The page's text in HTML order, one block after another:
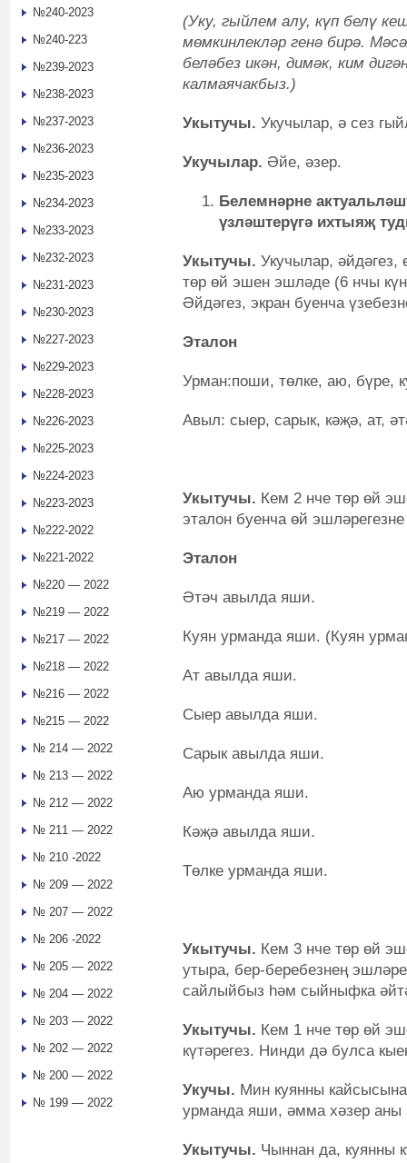
(Уку, гыйлем алу, күп белү
мөмкинлекләр генә бирә.
беләбез икән, димәк, ким
калмаячакбыз.)
Укытучы. Укучылар, ә сез
Укучылар. Әйе, әзер.
Белемнәрне
үзләштерүгә ихтыяҗ
Укытучы. Укучылар,
төр өй эшен эшләде (6 нчы
Әйдәгез, экран буенча
Эталон
Урман:поши, төлке, аю, бүре,
Авыл: сыер, сарык, кәҗә, ат,
Укытучы. Кем 2 нче төр өй
эталон буенча өй
Эталон
Әтәч авылда яши.
Куян урманда яши. (Куян
Ат авылда яши.
Сыер авылда яши.
Сарык авылда яши.
Аю урманда яши.
Кәҗә авылда яши.
Төлке урманда яши.
Укытучы. Кем 3 нче төр өй
утыра, бер-беребезнең
сайлыйбыз һәм сыйныфка
Укытучы. Кем 1 нче төр өй
күтәрегез. Нинди дә булса
Укучы. Мин куянны
урманда яши, әмма хәзер аны
Укытучы. Чыннан да, куянны
№240-2023
№240-223
№239-2023
№238-2023
№237-2023
№236-2023
№235-2023
№234-2023
№233-2023
№232-2023
№231-2023
№230-2023
№227-2023
№229-2023
№228-2023
№226-2023
№225-2023
№224-2023
№223-2023
№222-2022
№221-2022
№220 — 2022
№219 — 2022
№217 — 2022
№218 — 2022
№216 — 2022
№215 — 2022
№ 214 — 2022
№ 213 — 2022
№ 212 — 2022
№ 211 — 2022
№ 210 -2022
№ 209 — 2022
№ 207 — 2022
№ 206 -2022
№ 205 — 2022
№ 204 — 2022
№ 203 — 2022
№ 202 — 2022
№ 200 — 2022
№ 199 — 2022